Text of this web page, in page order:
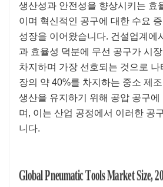
생산성과 안전성을 향상시키는 효
이며 혁신적인 공구에 대한 수요
성장을 이어왔습니다. 건설업계에
과 효율성 덕분에 무선 공구가 시
차지하며 가장 선호되는 것으로 나
장의 약 40%를 차지하는 중소 제
생산을 유지하기 위해 공압 공구에
며, 이는 산업 공정에서 이러한 공
니다.